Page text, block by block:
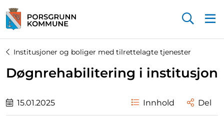
Institusjoner og boliger med tilrettelagte tjenester
Døgnrehabilitering i institusjon
15.01.2025 Innhold Del